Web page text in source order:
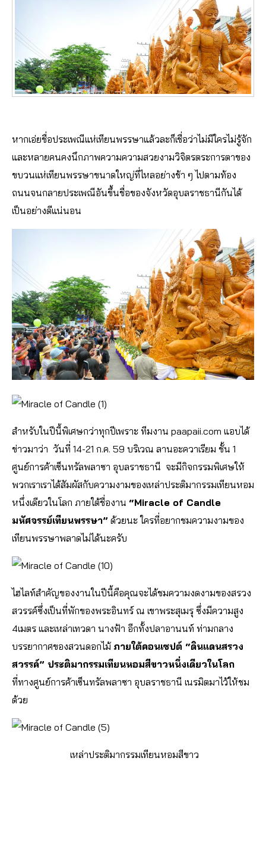
หากเอ่ยชื่อประเพณีแห่เทียนพรรษาแล้วละก็เชื่อว่าไม่มีใครไม่รู้จัก
และหลายคนคงนึกภาพความความสวยงามวิจิตรตระการตาของ
ขบวนแห่เทียนพรรษาขนาดใหญ่ที่ไหลอย่างช้า ๆ ไปตามท้อง
ถนนจนกลายประเพณีอันขึ้นชื่อของจังหวัดอุบลราชธานีกันได้
เป็นอย่างดีแน่นอน
สำหรับในปีนี้พิเศษกว่าทุกปีเพราะ ทีมงาน paapaii.com แอบได้
ข่าวมาว่า วันที่ 14-21 ก.ค. 59 บริเวณ ลานอะควาเรียม ชั้น 1
ศูนย์การค้าเซ็นทรัลพลาซา อุบลราชธานี จะมีกิจกรรมพิเศษให้
พวกเราเราได้สัมผัสกับความงามของเหล่าประติมากรรมเทียนหอม
หนึ่งเดียวในโลก ภายใต้ชื่องาน “Miracle of Candle
มหัศจรรย์เทียนพรรษา” ด้วยนะ ใครที่อยากชมความงามของ
เทียนพรรษาพลาดไม่ได้นะครับ
ไฮไลท์สำคัญของงานในปีนี้คือคุณจะได้ชมความงดงามของสรวง
สวรรค์ซึ่งเป็นที่พักของพระอินทร์ ณ เขาพระสุเมรุ ซึ่งมีความสูง
4เมตร และเหล่าเทวดา นางฟ้า อีกทั้งปลาอานนท์ ท่ามกลาง
บรรยากาศของสวนดอกไม้ภายใต้คอนเซปต์ “ดินแดนสรวง
สวรรค์” ประติมากรรมเทียนหอมสีขาวหนึ่งเดียวในโลก
ที่ทางศูนย์การค้าเซ็นทรัลพลาซา อุบลราชธานี เนรมิตมาไว้ให้ชม
ด้วย
เหล่าประติมากรรมเทียนหอมสีขาว